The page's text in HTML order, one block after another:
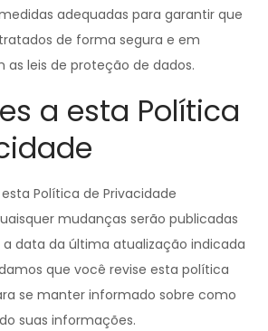
adequadas para garantir que
de forma segura e em
leis de proteção de dados.
a esta Política
Política de Privacidade
mudanças serão publicadas
data da última atualização indicada
que você revise esta política
se manter informado sobre como
suas informações.